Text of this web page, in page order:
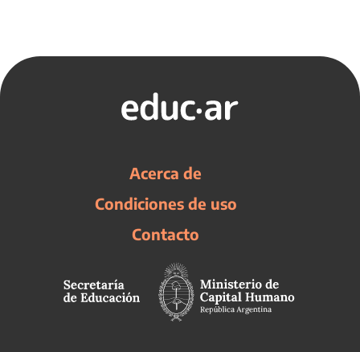
Acerca de
Condiciones de uso
Contacto